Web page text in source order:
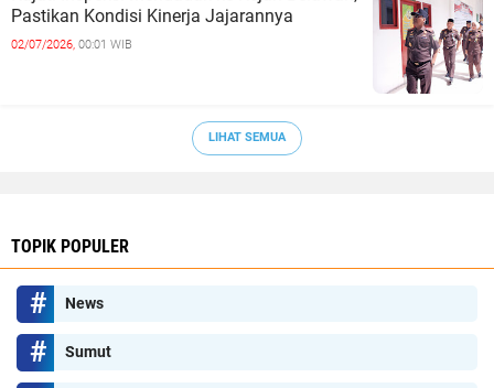
Pastikan Kondisi Kinerja Jajarannya
02/07/2026, 00:01 WIB
LIHAT SEMUA
TOPIK POPULER
News
Sumut